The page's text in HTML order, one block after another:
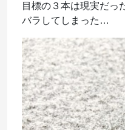
目標の３本は現実だっ
バラしてしまった…